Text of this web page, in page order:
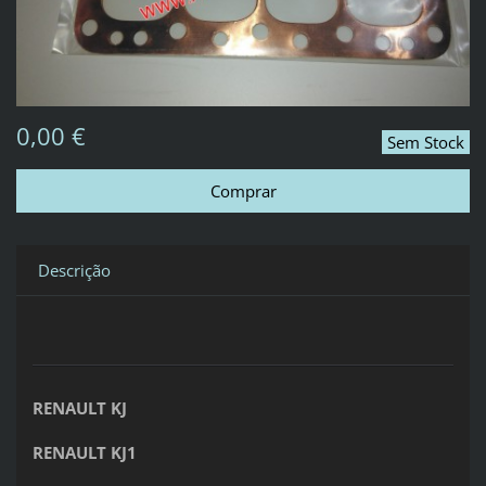
Sem Stock
0,00 €
Descrição
RENAULT KJ
RENAULT KJ1